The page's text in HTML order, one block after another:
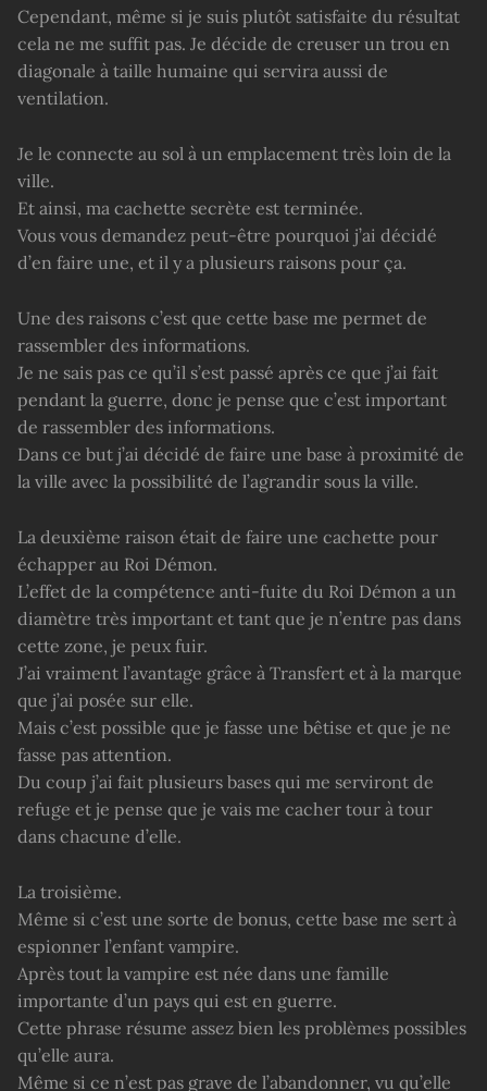
Cependant, même si je suis plutôt satisfaite du résultat
cela ne me suffit pas. Je décide de creuser un trou en
diagonale à taille humaine qui servira aussi de
ventilation.
Je le connecte au sol à un emplacement très loin de la
ville.
Et ainsi, ma cachette secrète est terminée.
Vous vous demandez peut-être pourquoi j’ai décidé
d’en faire une, et il y a plusieurs raisons pour ça.
Une des raisons c’est que cette base me permet de
rassembler des informations.
Je ne sais pas ce qu’il s’est passé après ce que j’ai fait
pendant la guerre, donc je pense que c’est important
de rassembler des informations.
Dans ce but j’ai décidé de faire une base à proximité de
la ville avec la possibilité de l’agrandir sous la ville.
La deuxième raison était de faire une cachette pour
échapper au Roi Démon.
L’effet de la compétence anti-fuite du Roi Démon a un
diamètre très important et tant que je n’entre pas dans
cette zone, je peux fuir.
J’ai vraiment l’avantage grâce à Transfert et à la marque
que j’ai posée sur elle.
Mais c’est possible que je fasse une bêtise et que je ne
fasse pas attention.
Du coup j’ai fait plusieurs bases qui me serviront de
refuge et je pense que je vais me cacher tour à tour
dans chacune d’elle.
La troisième.
Même si c’est une sorte de bonus, cette base me sert à
espionner l’enfant vampire.
Après tout la vampire est née dans une famille
importante d’un pays qui est en guerre.
Cette phrase résume assez bien les problèmes possibles
qu’elle aura.
Même si ce n’est pas grave de l’abandonner, vu qu’elle